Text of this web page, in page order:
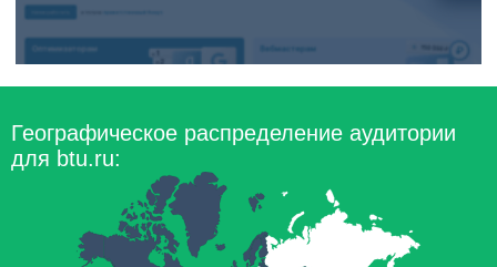
Географическое распределение аудитории
для btu.ru: